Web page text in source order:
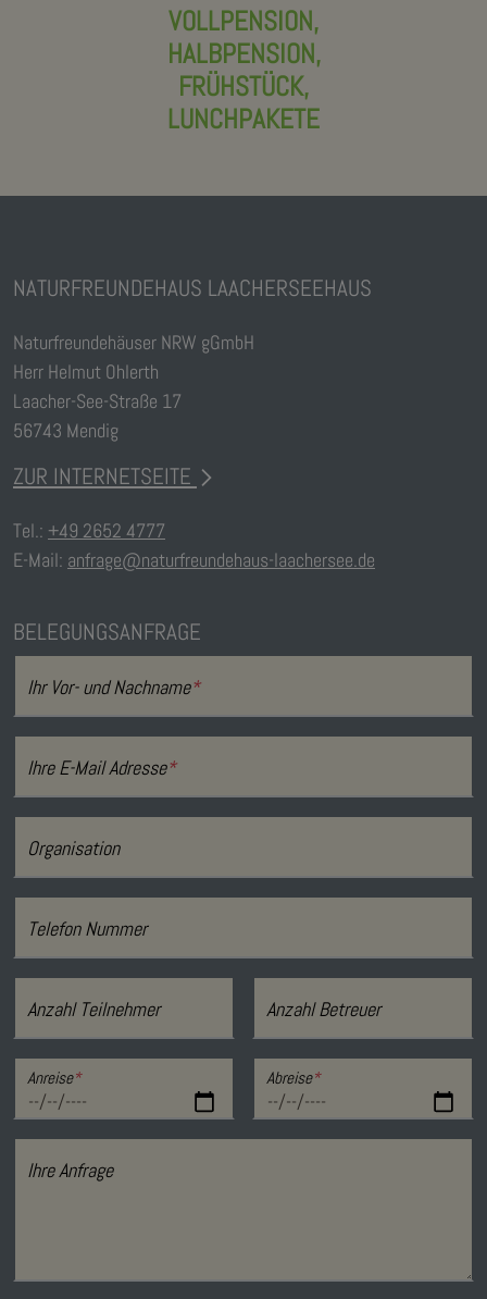
VOLLPENSION,
HALBPENSION,
FRÜHSTÜCK,
LUNCHPAKETE
NATURFREUNDEHAUS LAACHERSEEHAUS
Naturfreundehäuser NRW gGmbH
Herr Helmut Ohlerth
Laacher-See-Straße 17
56743 Mendig
ZUR INTERNETSEITE
Tel.: +49 2652 4777
E-Mail: anfrage@naturfreundehaus-laachersee.de
BELEGUNGSANFRAGE
Ihr Vor- und Nachname*
Ihre E-Mail Adresse*
Organisation
Telefon Nummer
Anzahl Teilnehmer Anzahl Betreuer
Anreise* Abreise*
Ihre Anfrage